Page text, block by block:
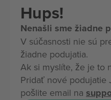
Hups!
Nenašli sme žiadne
V súčasnosti nie sú
žiadne podujatia.
Ak si myslíte, že je to
Pridať nové podujatie
pošlite email na